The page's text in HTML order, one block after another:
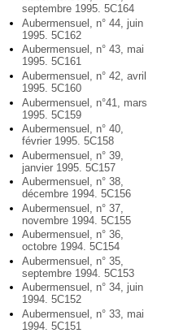
septembre 1995. 5C164
Aubermensuel, n° 44, juin
1995. 5C162
Aubermensuel, n° 43, mai
1995. 5C161
Aubermensuel, n° 42, avril
1995. 5C160
Aubermensuel, n°41, mars
1995. 5C159
Aubermensuel, n° 40,
février 1995. 5C158
Aubermensuel, n° 39,
janvier 1995. 5C157
Aubermensuel, n° 38,
décembre 1994. 5C156
Aubermensuel, n° 37,
novembre 1994. 5C155
Aubermensuel, n° 36,
octobre 1994. 5C154
Aubermensuel, n° 35,
septembre 1994. 5C153
Aubermensuel, n° 34, juin
1994. 5C152
Aubermensuel, n° 33, mai
1994. 5C151